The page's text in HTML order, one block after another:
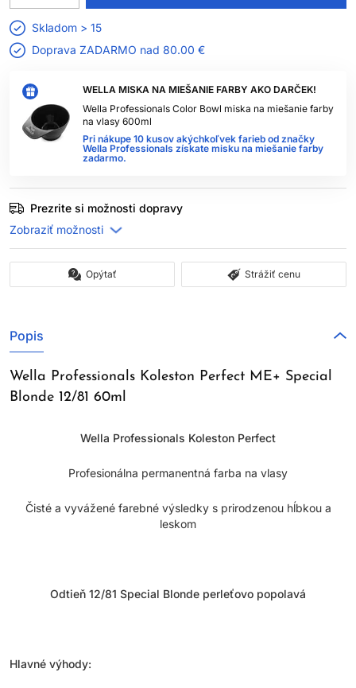
WELLA MISKA NA MIEŠANIE FARBY AKO DARČEK!
Wella Professionals Color Bowl miska na miešanie farby
na vlasy 600ml
Pri nákupe 10 kusov akýchkoľvek farieb od značky
Wella Professionals získate misku na miešanie farby
zadarmo.
Skladom > 15
Doprava ZADARMO nad 80.00 €
Prezrite si možnosti dopravy
Opýtať Strážiť cenu
Popis
Wella Professionals Koleston Perfect ME+ Special
Blonde 12/81 60ml
Wella Professionals Koleston Perfect
Profesionálna permanentná farba na vlasy
Čisté a vyvážené farebné výsledky s prirodzenou hĺbkou a
leskom
Odtieň 12/81 Special Blonde perleťovo popolavá
Hlavné výhody: